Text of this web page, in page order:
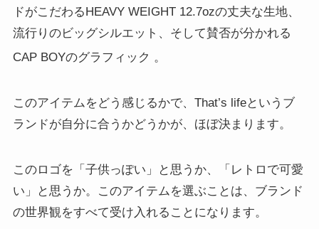
ドがこだわるHEAVY WEIGHT 12.7ozの丈夫な生地、
流行りのビッグシルエット、そして賛否が分かれる
CAP BOYのグラフィック 。
このアイテムをどう感じるかで、That’s lifeというブ
ランドが自分に合うかどうかが、ほぼ決まります。
このロゴを「子供っぽい」と思うか、「レトロで可愛
い」と思うか。このアイテムを選ぶことは、ブランド
の世界観をすべて受け入れることになります。